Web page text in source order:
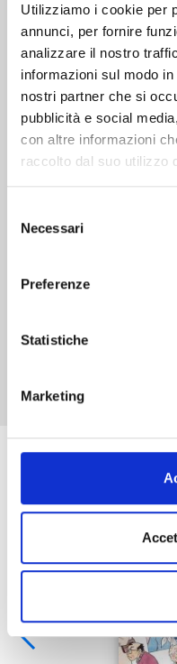
Utilizziamo i cookie per
annunci, per fornire
analizzare il nostro
informazioni sul modo
nostri partner che si
pubblicità e social
con altre informazioni
raccolto dal suo utilizzo
delNecessari
Preferenze
Statistiche
Marketing
Se ti è